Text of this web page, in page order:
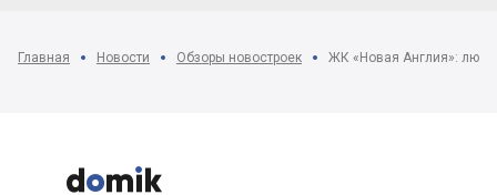
Главная Новости Обзоры новостроек ЖК «Новая Англия»:


